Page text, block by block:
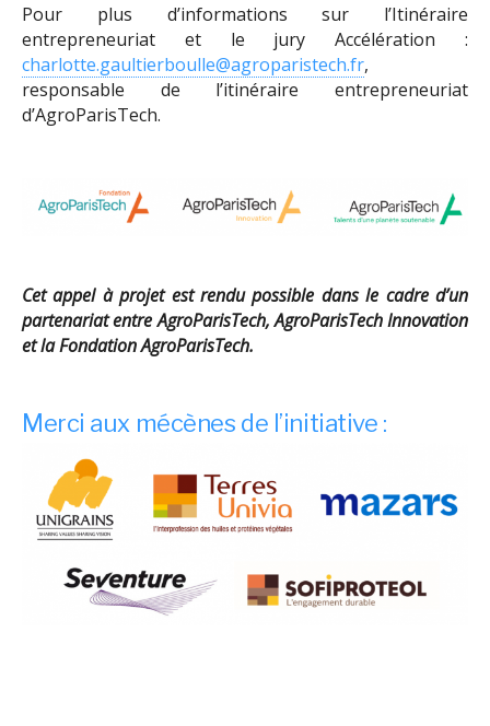
Pour plus d’informations sur l’Itinéraire
entrepreneuriat et le jury Accélération :
charlotte.gaultierboulle@agroparistech.fr,
responsable de l’itinéraire entrepreneuriat
d’AgroParisTech.
Cet appel à projet est rendu possible dans le cadre d’un
partenariat entreAgroParisTech, AgroParisTech Innovation
et la Fondation AgroParisTech.
Merci aux mécènes de l’initiative :